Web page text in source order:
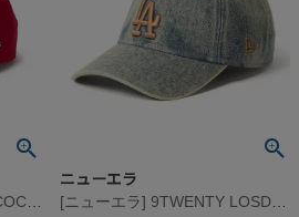
ニューエラ